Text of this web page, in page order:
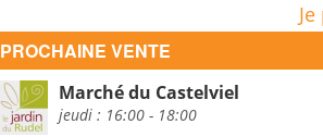
PROCHAINE VENTE
Marché du Castelviel
jeudi : 16:00 - 18:00